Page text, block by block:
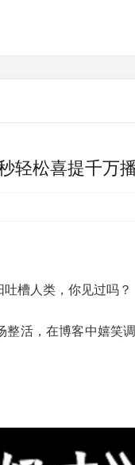
轻松喜提千万
槽人类，你见过吗？
活，在博客中嬉笑